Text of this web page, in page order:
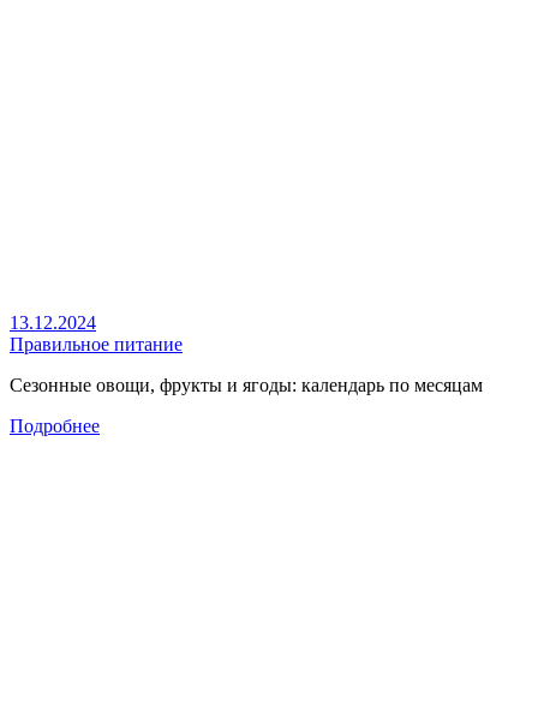
13.12.2024
Правильное питание
Сезонные овощи, фрукты и ягоды: календарь по месяцам
Подробнее